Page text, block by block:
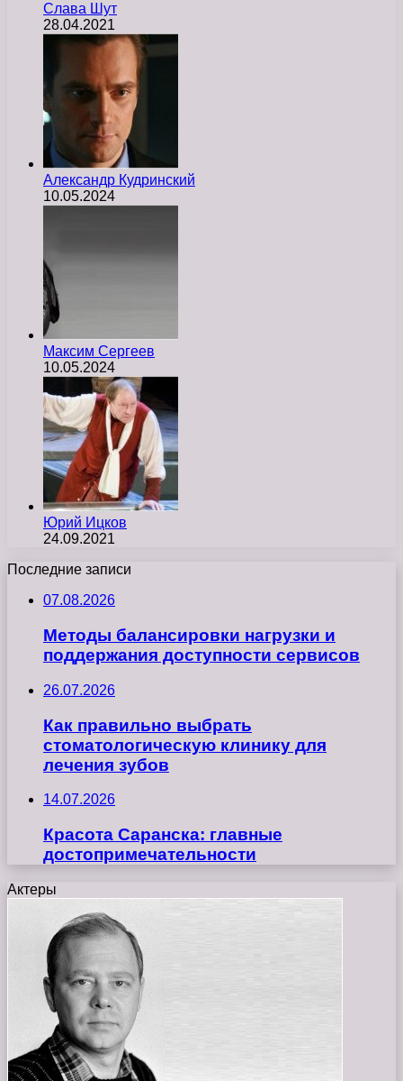
Слава Шут
28.04.2021
Александр Кудринский
10.05.2024
Максим Сергеев
10.05.2024
Юрий Ицков
24.09.2021
Последние записи
07.08.2026
Методы балансировки нагрузки и
поддержания доступности сервисов
26.07.2026
Как правильно выбрать
стоматологическую клинику для
лечения зубов
14.07.2026
Красота Саранска: главные
достопримечательности
Актеры